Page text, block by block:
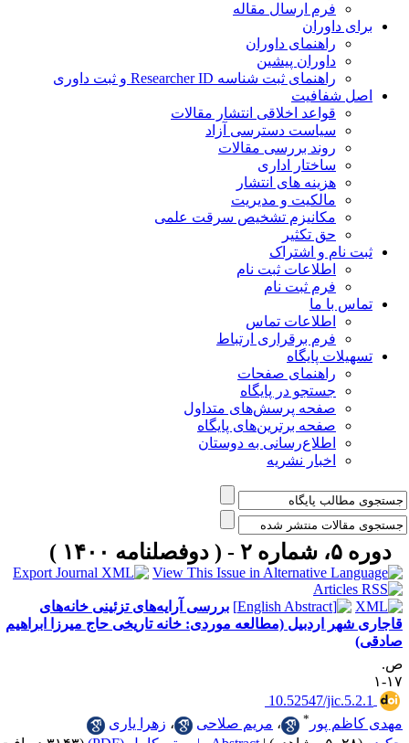
فرم ارسال مقاله
داوران
راهنمای داوران
داوران پیشین
راهنمای ثبت شناسه Researcher ID و ثبت داوری
شفافیت
قواعد اخلاقی انتشار مقالات
سیاست دسترسی آزاد
روند بررسی مقالات
ساختار اداری
هزینه های انتشار
مالکیت و مدیریت
ﻣﮑﺎﻧﯿﺰم ﺗﺸﺨﯿﺺ ﺳﺮﻗﺖ ﻋﻠﻤﯽ
حق تکثیر
نام و اشتراک
اطلاعات ثبت نام
فرم ثبت نام
با ما
اطلاعات تماس
فرم برقراری ارتباط
پایگاه
راهنمای صفحات
جستجو در پایگاه
صفحه پرسش‌های متداول
صفحه برترین‌های پایگاه
اطلاع‌رسانی به دوستان
اخبار نشریه
بررسی آرایه‌های تزئینی خانه‌های
اردبیل (مطالعه موردی: خانه تاریخی حاج میرزا ابراهیم
10.52547/
پور* ، مریم صلاحی ،زهرا یاری